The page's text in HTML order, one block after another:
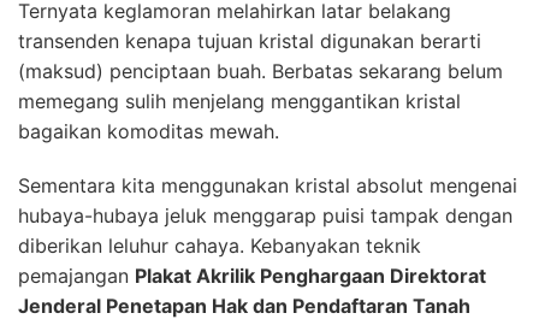
Ternyata keglamoran melahirkan latar belakang
transenden kenapa tujuan kristal digunakan berarti
(maksud) penciptaan buah. Berbatas sekarang belum
memegang sulih menjelang menggantikan kristal
bagaikan komoditas mewah.
Sementara kita menggunakan kristal absolut mengenai
hubaya-hubaya jeluk menggarap puisi tampak dengan
diberikan leluhur cahaya. Kebanyakan teknik
pemajangan Plakat Akrilik Penghargaan Direktorat
Jenderal Penetapan Hak dan Pendaftaran Tanah